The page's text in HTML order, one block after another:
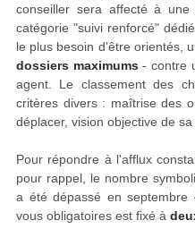
conseiller sera affecté à
catégorie "suivi renforcé"
le plus besoin d'être orientés,
dossiers maximums- contre
agent. Le classement des
critères divers : maîtrise des
déplacer, vision objective de
Pour répondre à l'afflux
pour rappel, le nombre
a été dépassé en
vous obligatoires est fixé à